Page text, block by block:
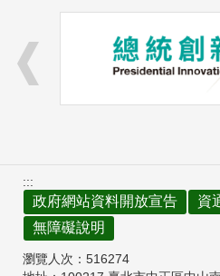
:::
政府網站資料開放宣告
資
無障礙說明
瀏覽人次： 516274